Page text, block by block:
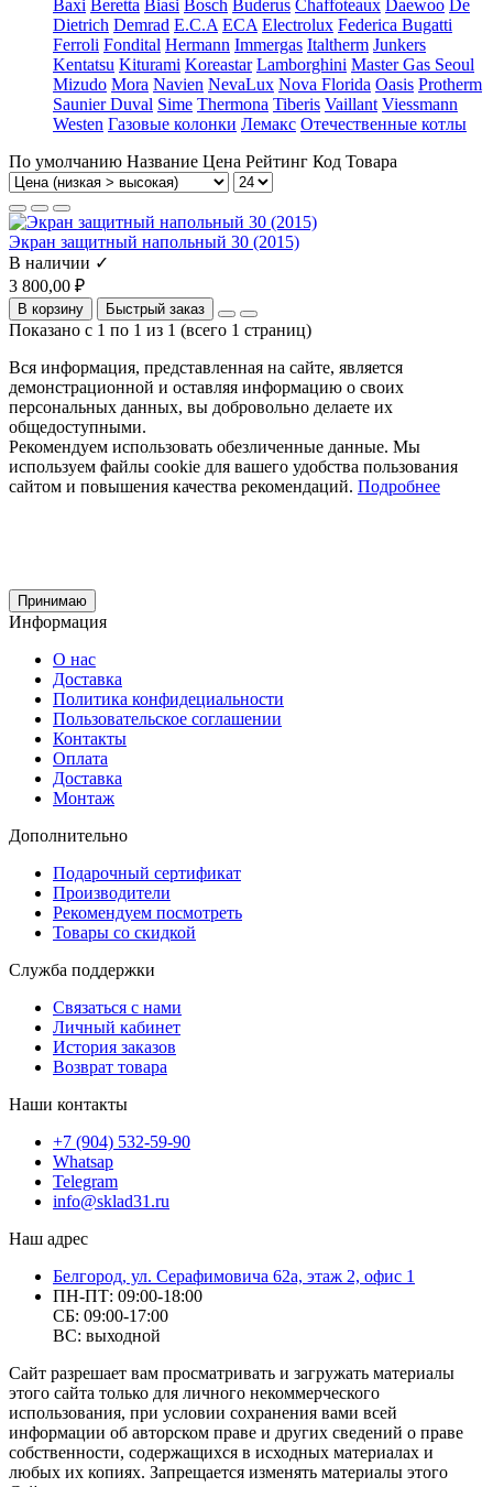
Baxi Beretta Biasi Bosch Buderus Chaffoteaux Daewoo De
Dietrich Demrad E.C.A ECA Electrolux Federica Bugatti
Ferroli Fondital Hermann Immergas Italtherm Junkers
Kentatsu Kiturami Koreastar Lamborghini Master Gas Seoul
Mizudo Mora Navien NevaLux Nova Florida Oasis Protherm
Saunier Duval Sime Thermona Tiberis Vaillant Viessmann
Westen Газовые колонки Лемакс Отечественные котлы
По умолчанию Название Цена Рейтинг Код Товара
Экран защитный напольный 30 (2015)
В наличии ✓
3 800,00 ₽
В корзину Быстрый заказ
Показано с 1 по 1 из 1 (всего 1 страниц)
Вся информация, представленная на сайте, является
демонстрационной и оставляя информацию о своих
персональных данных, вы добровольно делаете их
общедоступными.
Рекомендуем использовать обезличенные данные. Мы
используем файлы cookie для вашего удобства пользования
сайтом и повышения качества рекомендаций. Подробнее
Принимаю
Информация
О нас
Доставка
Политика конфидециальности
Пользовательское соглашении
Контакты
Оплата
Доставка
Монтаж
Дополнительно
Подарочный сертификат
Производители
Рекомендуем посмотреть
Товары со скидкой
Служба поддержки
Связаться с нами
Личный кабинет
История заказов
Возврат товара
Наши контакты
+7 (904) 532-59-90
Whatsap
Telegram
info@sklad31.ru
Наш адрес
Белгород, ул. Серафимовича 62а, этаж 2, офис 1
ПН-ПТ: 09:00-18:00
СБ: 09:00-17:00
ВС: выходной
Сайт разрешает вам просматривать и загружать материалы
этого сайта только для личного некоммерческого
использования, при условии сохранения вами всей
информации об авторском праве и других сведений о праве
собственности, содержащихся в исходных материалах и
любых их копиях. Запрещается изменять материалы этого